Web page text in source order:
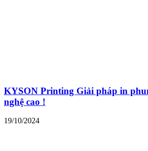
KYSON Printing Giải pháp in
nghệ cao !
19/10/2024